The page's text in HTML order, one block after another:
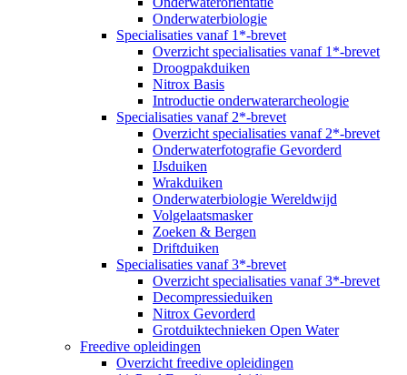
Onderwaterbiologie
Specialisaties vanaf 1*-brevet
Overzicht specialisaties vanaf 1*-brevet
Droogpakduiken
Nitrox Basis
Introductie onderwaterarcheologie
Specialisaties vanaf 2*-brevet
Overzicht specialisaties vanaf 2*-brevet
Onderwaterfotografie Gevorderd
IJsduiken
Wrakduiken
Onderwaterbiologie Wereldwijd
Volgelaatsmasker
Zoeken & Bergen
Driftduiken
Specialisaties vanaf 3*-brevet
Overzicht specialisaties vanaf 3*-brevet
Decompressieduiken
Nitrox Gevorderd
Grotduiktechnieken Open Water
Freedive opleidingen
Overzicht freedive opleidingen